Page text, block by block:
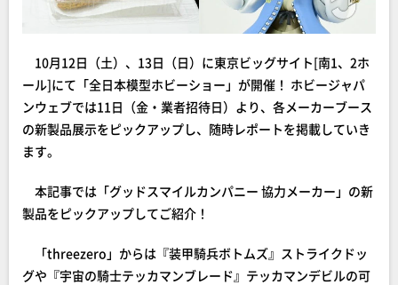
10月12日（土）、13日（日）に東京ビッグサイト[南1、2ホ
ール]にて「全日本模型ホビーショー」が開催！ ホビージャパ
ンウェブでは11日（金・業者招待日）より、各メーカーブース
の新製品展示をピックアップし、随時レポートを掲載していき
ます。
本記事では「グッドスマイルカンパニー 協力メーカー」の新
製品をピックアップしてご紹介！
「threezero」からは『装甲騎兵ボトムズ』ストライクドッ
グや『宇宙の騎士テッカマンブレード』テッカマンデビルの可